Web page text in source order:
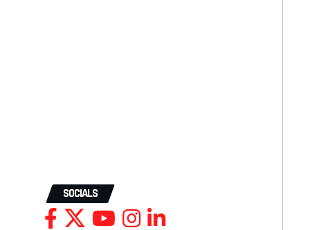
SOCIALS